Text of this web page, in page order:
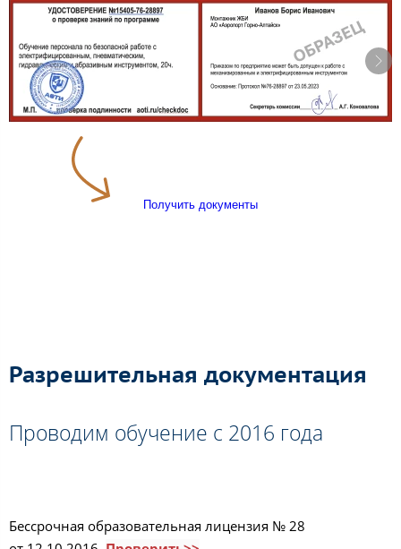
Получить документы
Разрешительная документация
Проводим обучение с 2016 года
Бессрочная образовательная лицензия № 28